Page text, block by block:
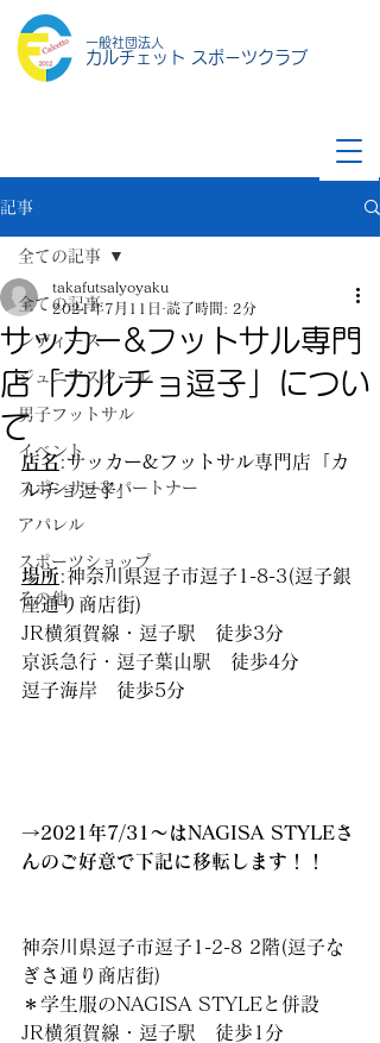
一般社団法人
カルチェット スポーツクラブ
記事
全ての記事
レディース
ジュニアスクール
男子フットサル
イベント
スポンサー&パートナー
アパレル
スポーツショップ
その他
全ての記事
サッカー&フットサル専門
店「カルチョ逗子」につい
て
takafutsalyoyaku
2021年7月11日 読了時間: 2分
店名:サッカー&フットサル専門店「カ
ルチョ逗子」
場所:神奈川県逗子市逗子1-8-3(逗子銀
座通り商店街)
JR横須賀線・逗子駅　徒歩3分
京浜急行・逗子葉山駅　徒歩4分
逗子海岸　徒歩5分
→2021年7/31〜はNAGISA STYLEさ
んのご好意で下記に移転します！！
神奈川県逗子市逗子1-2-8 2階(逗子な
ぎさ通り商店街)
＊学生服のNAGISA STYLEと併設
JR横須賀線・逗子駅　徒歩1分